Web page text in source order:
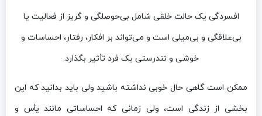
افسردگی یک حالت خلقی شامل بی‌حوصلگی و گریز از فعالیت یا
بی‌علاقگی و بی‌میلی است و می‌تواند بر افکار، رفتار، احساسات و
خوشی و تندرستی یک فرد تأثیر بگذارد.
ممکن است گاهی حال خوبی نداشته باشید ولی باید بدانید که این
بخشی از زندگی است، ولی زمانی که احساساتی مانند یأس و